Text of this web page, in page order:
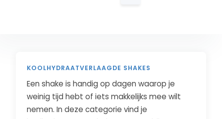
KOOLHYDRAATVERLAAGDE SHAKES
Een shake is handig op dagen waarop je
weinig tijd hebt of iets makkelijks mee wilt
nemen. In deze categorie vind je